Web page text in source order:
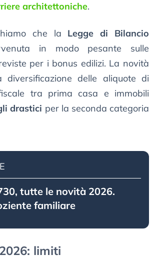
architettoniche.
che la Legge di Bilancio
in modo pesante sulle
per i bonus edilizi. La novità
diversificazione delle aliquote di
tra prima casa e immobili
drastici per la seconda categoria
tutte le novità 2026.
familiare
limiti